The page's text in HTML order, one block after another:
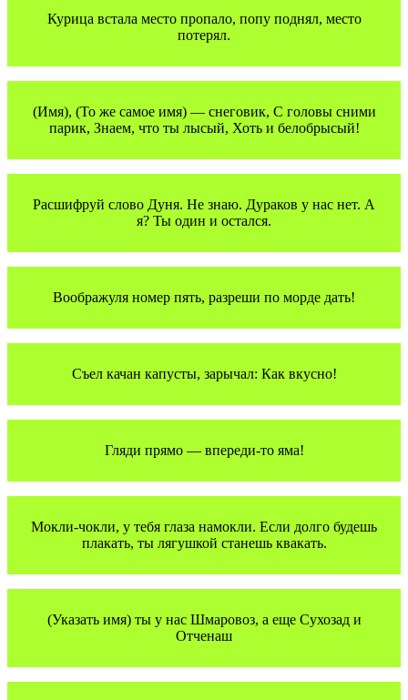
Курица встала место пропало, попу поднял, место
потерял.
(Имя), (То же самое имя) — снеговик, С головы сними
парик, Знаем, что ты лысый, Хоть и белобрысый!
Расшифруй слово Дуня. Не знаю. Дураков у нас нет. А
я? Ты один и остался.
Воображуля номер пять, разреши по морде дать!
Съел качан капусты, зарычал: Как вкусно!
Гляди прямо — впереди-то яма!
Мокли-чокли, у тебя глаза намокли. Если долго будешь
плакать, ты лягушкой станешь квакать.
(Указать имя) ты у нас Шмаровоз, а еще Сухозад и
Отченаш